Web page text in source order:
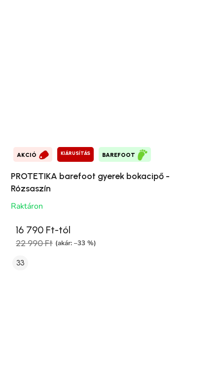
AKCIÓ KIÁRUSÍTÁS BAREFOOT
PROTETIKA barefoot gyerek bokacipő -
Rózsaszín
Raktáron
16 790 Ft-tól
22 990 Ft (akár: –33 %)
33